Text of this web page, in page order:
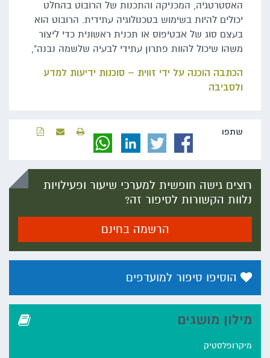
האסטרטגיה, המכניקה והתכנות של הרובוט בהחלט
יכולים להיות בשימוש בטכנולוגיה עתידית. הרובוט הוא
בעצם סוג של אבטיפוס או תכנית ראשונית כדי ליצור
משהו שיכול להוות פתרון עתידי לבעיה שלשמה נבנה",
הכתבה הוכנה על ידי זווית – סוכנות ידיעות למדע
ולסביבה
שתפו‬
רוצים גישה חופשית למערכי שיעור ופעילויות
נלוות הקשורות לסיפור זה?
הרשמה בחינם
הוסיפו סיפור למועדפים
מילון מושגים
מיקרופלסטיק